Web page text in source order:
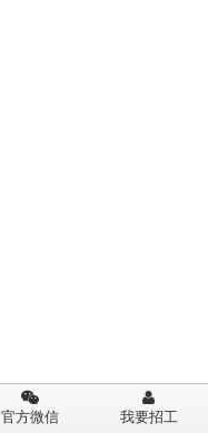
官方微信 我要招工